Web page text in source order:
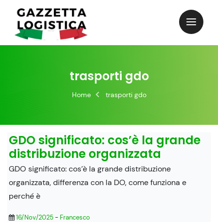
content
trasporti gdo
Home trasporti gdo
GDO significato: cos’è la grande
distribuzione organizzata
GDO significato: cos’è la grande distribuzione
organizzata, differenza con la DO, come funziona e
perché è
16/Nov/2025- Francesco